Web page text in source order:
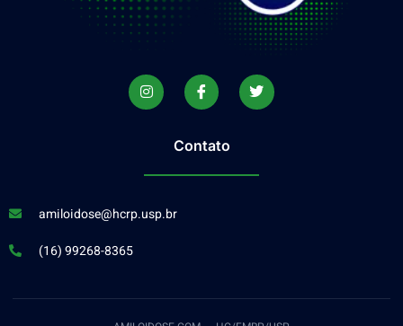
Contato
amiloidose@hcrp.usp.br
(16) 99268-8365